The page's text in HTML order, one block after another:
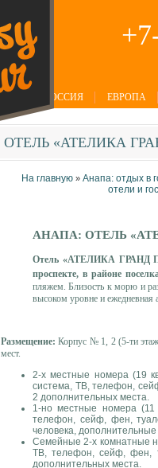
РОССИЯ ЕВРОПА
ОТЕЛЬ «АТЕЛИКА
На главную » Анапа: отдых в
отели и
АНАПА: ОТЕЛЬ
Отель «АТЕЛИКА ГРАНД
проспекте, в районе
пляжем. Близость к морю и
высоком уровне и ежедневная
Размещение:Корпус № 1, 2 (5-ти
мест.
2-х местные номера (19
система, ТВ, телефон,
2 дополнительных места.
1-но местные номера (11
телефон, сейф, фен,
человека,
Семейные 2-х комнатные
ТВ, телефон, сейф, фен,
дополнительных места.